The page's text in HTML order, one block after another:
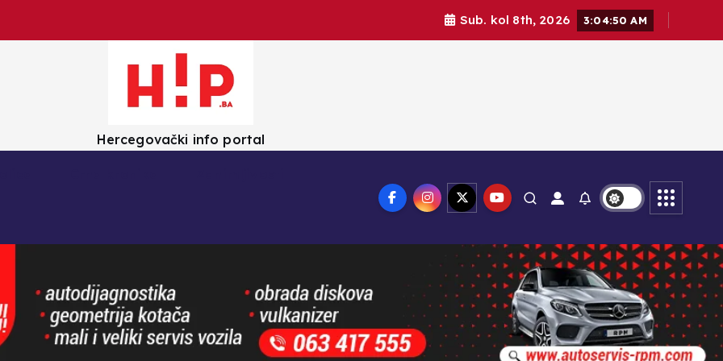
Sub. kol 8th, 2026 3:04:52 AM
Hercegovački info portal